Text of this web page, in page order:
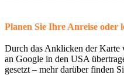
Planen Sie Ihre Anreise oder
Durch das Anklicken der Karte
an Google in den USA
gesetzt – mehr darüber finden